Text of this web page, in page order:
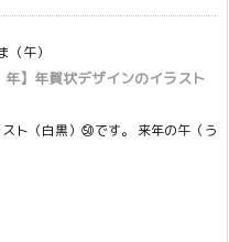
（午）
年】年賀状デザインのイラスト
ト（白黒）㊿です。 来年の午（う